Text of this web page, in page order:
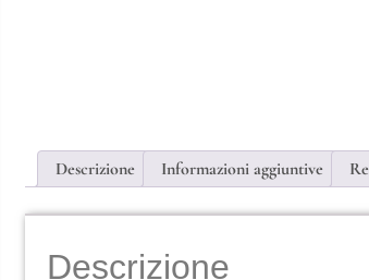
Descrizione Informazioni aggiuntive
Descrizione